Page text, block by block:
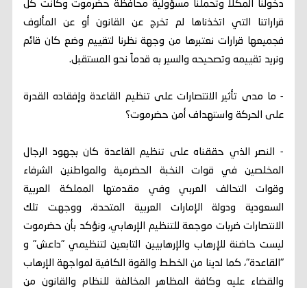
دخولنا المكلا وتحملنا مسؤولية محافظة حضرموت وكانت كل
قراراتنا التي اتخذناها لم تخرج عن القانون أو عن المألوف
فجميعها قرارات نعتبرها من وجهة نظرنا لتقييم وضع كان قائم
ونريد تقييمه وتصحيحه والسير به قدماً نحو المستقبل.
- ما مدى تأثير الانتصارات على تنظيم القاعدة وإفقاده القدرة
على الحركة واستهداف أمن حضرموت؟
- النصر الذي حققناه على تنظيم القاعدة كان بجهود الرجال
المخلصين في قوات النخبة الحضرمية والمواطنين الشرفاء
وقوات التحالف العربي وفي مقدمتها المملكة العربية
السعودية ودولة الإمارات العربية المتحدة، ووجهت تلك
الانتصارات ضربات موجعة للتنظيم الإرهابي، ونؤكد بأن حضرموت
ليست حاضنة للإرهاب والإرهابيين التابعين لتنظيمي "داعش" و
"القاعدة"، كما لدينا من الخطط والقوة الكافية لمواجهة الإرهاب
والقضاء عليه وكافة المظاهر المخالفة للنظام والقانون من